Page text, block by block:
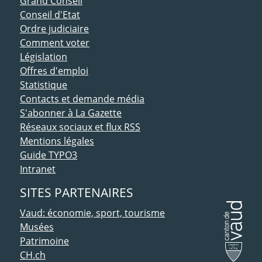
Conseil d'Etat
Ordre judiciaire
Comment voter
Législation
Offres d'emploi
Statistique
Contacts et demande média
S'abonner à La Gazette
Réseaux sociaux et flux RSS
Mentions légales
Guide TYPO3
Intranet
SITES PARTENAIRES
Vaud: économie, sport, tourisme
Musées
Patrimoine
CH.ch